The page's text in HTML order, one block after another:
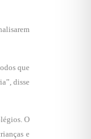
que
disse
O
e